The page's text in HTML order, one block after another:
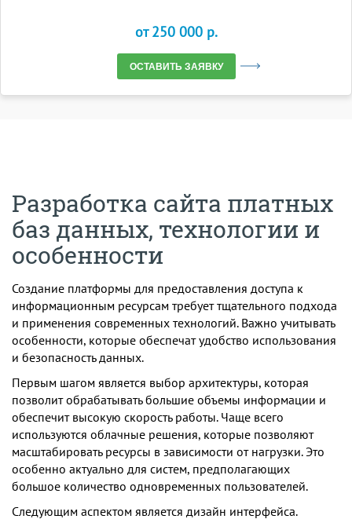
от 250 000 p.
ОСТАВИТЬ ЗАЯВКУ
Разработка сайта платных
баз данных, технологии и
особенности
Создание платформы для предоставления доступа к
информационным ресурсам требует тщательного подхода
и применения современных технологий. Важно учитывать
особенности, которые обеспечат удобство использования
и безопасность данных.
Первым шагом является выбор архитектуры, которая
позволит обрабатывать большие объемы информации и
обеспечит высокую скорость работы. Чаще всего
используются облачные решения, которые позволяют
масштабировать ресурсы в зависимости от нагрузки. Это
особенно актуально для систем, предполагающих
большое количество одновременных пользователей.
Следующим аспектом является дизайн интерфейса.